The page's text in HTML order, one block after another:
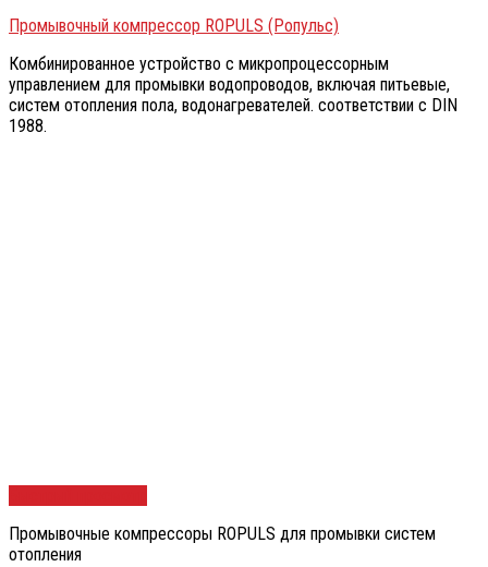
Промывочный компрессор ROPULS (Ропульс)
Комбинированное устройство с микропроцессорным
управлением для промывки водопроводов, включая питьевые,
систем отопления пола, водонагревателей. соответствии с DIN
1988.
Промывочные компрессоры ROPULS для промывки систем
отопления